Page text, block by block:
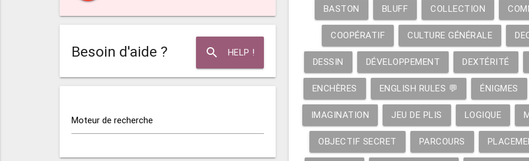
search HELP !
Besoin d'aide ?
Moteur de recherche
BASTON BLUFF COLLECTION
COOPÉRATIF CULTURE GÉNÉRALE
DESSIN DÉVELOPPEMENT DEXTÉRITÉ
ENCHÈRES ENGLISH RULES 💬 ÉNIGMES
IMAGINATION JEU DE PLIS LOGIQUE
OBJECTIF SECRET PARCOURS